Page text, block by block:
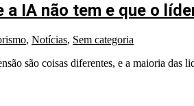
a IA não tem e que o
, Notícias, Sem categoria
são coisas diferentes, e a maioria das